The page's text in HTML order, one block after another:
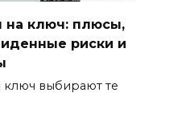
на ключ: плюсы,
риски и
выбирают те